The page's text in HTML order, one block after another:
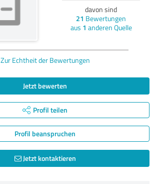
davon sind
21 Bewertungen
aus 1 anderen Quelle
Zur Echtheit der Bewertungen
Jetzt bewerten
Profil teilen
Profil beanspruchen
Jetzt kontaktieren